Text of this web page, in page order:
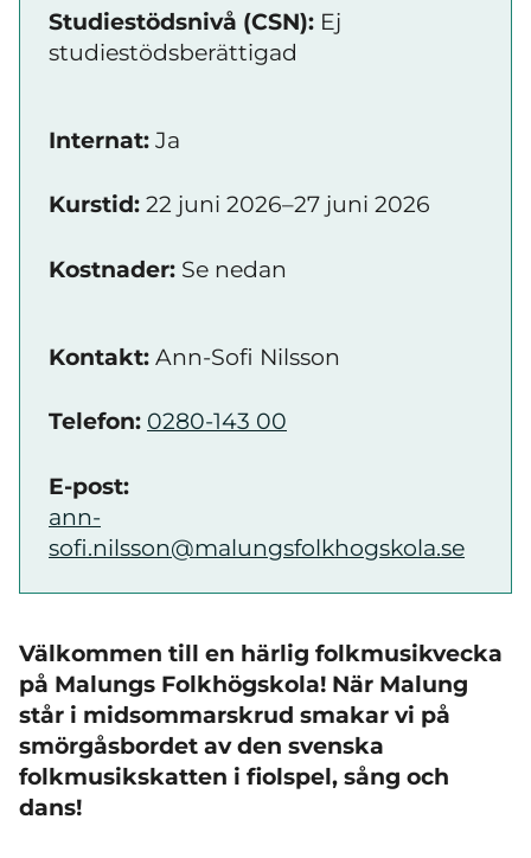
Studiestödsnivå (CSN): Ej
studiestödsberättigad
Internat: Ja
Kurstid: 22 juni 2026–27 juni 2026
Kostnader: Se nedan
Kontakt: Ann-Sofi Nilsson
Telefon: 0280-143 00
E-post:
ann-
sofi.nilsson@malungsfolkhogskola.se
Välkommen till en härlig folkmusikvecka
på Malungs Folkhögskola! När Malung
står i midsommarskrud smakar vi på
smörgåsbordet av den svenska
folkmusikskatten i fiolspel, sång och
dans!